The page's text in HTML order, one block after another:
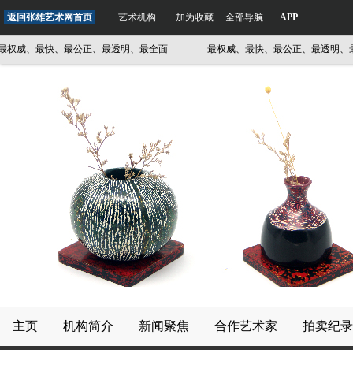
返回张雄艺术网首页 艺术机构 加为收藏 全部导航 APP
威、最快、最公正、最透明、最全面 最权威、最快、最公正、最透明、最
主页 机构简介 新闻聚焦 合作艺术家 拍卖纪录